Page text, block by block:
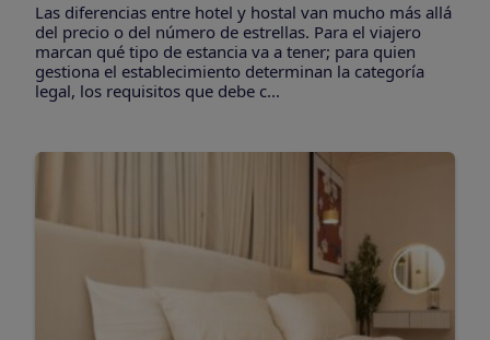
Las diferencias entre hotel y hostal van mucho más allá
del precio o del número de estrellas. Para el viajero
marcan qué tipo de estancia va a tener; para quien
gestiona el establecimiento determinan la categoría
legal, los requisitos que debe c...